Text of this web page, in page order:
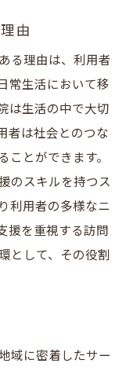
由
る理由は、利用者
常生活において移
は生活の中で大切
者は社会とのつな
ことができます。
のスキルを持つス
利用者の多様なニ
援を重視する訪問
として、その役割
域に密着したサー